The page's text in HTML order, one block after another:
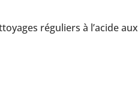
réguliers à l’acide aux